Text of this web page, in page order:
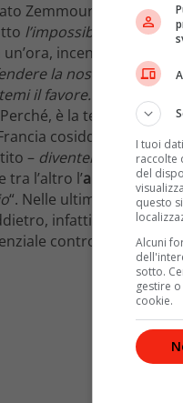
Zemmour – è qui da
l’impossibile non è
incentrato
la nostra identità
il favore…
è la teoria
cosiddetta bianca
– diventerà un
l’altro l’abolizione
“. Nelle ultime
infatti, alcune
contro
Emmanuel
I tuoi
raccolte
del
questo
Alcuni
sotto.
gestire
cookie.